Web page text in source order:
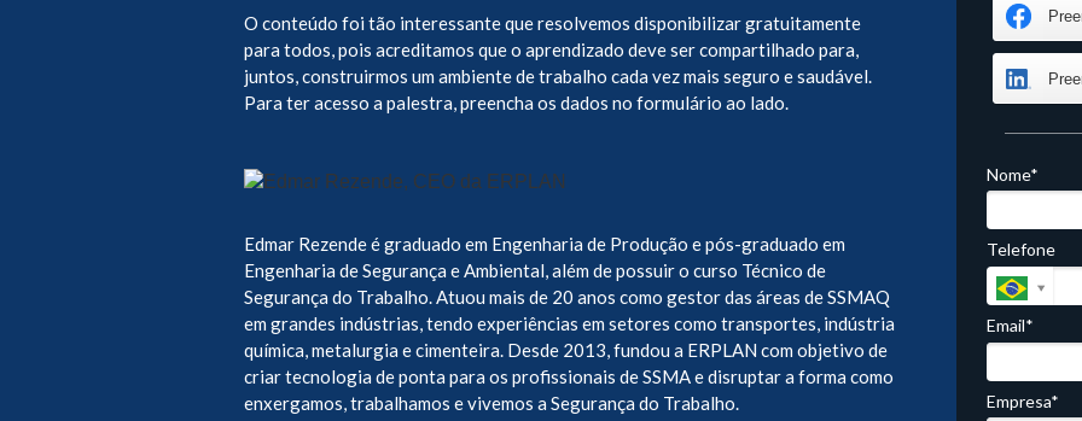
O conteúdo foi tão interessante que resolvemos disponibilizar gratuitamente
para todos, pois acreditamos que o aprendizado deve ser compartilhado para,
juntos, construirmos um ambiente de trabalho cada vez mais seguro e saudável.
Para ter acesso a palestra, preencha os dados no formulário ao lado.
Edmar Rezende é graduado em Engenharia de Produção e pós-graduado em
Engenharia de Segurança e Ambiental, além de possuir o curso Técnico de
Segurança do Trabalho. Atuou mais de 20 anos como gestor das áreas de SSMAQ
em grandes indústrias, tendo experiências em setores como transportes, indústria
química, metalurgia e cimenteira. Desde 2013, fundou a ERPLAN com objetivo de
criar tecnologia de ponta para os profissionais de SSMA e disruptar a forma como
enxergamos, trabalhamos e vivemos a Segurança do Trabalho.
Nome*
Telefone
Email*
Empresa*